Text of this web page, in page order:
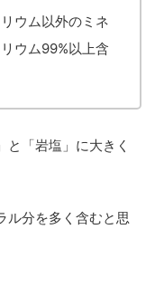
ウム以外のミネ
ウム99%以上含
「岩塩」に大きく
ル分を多く含むと思